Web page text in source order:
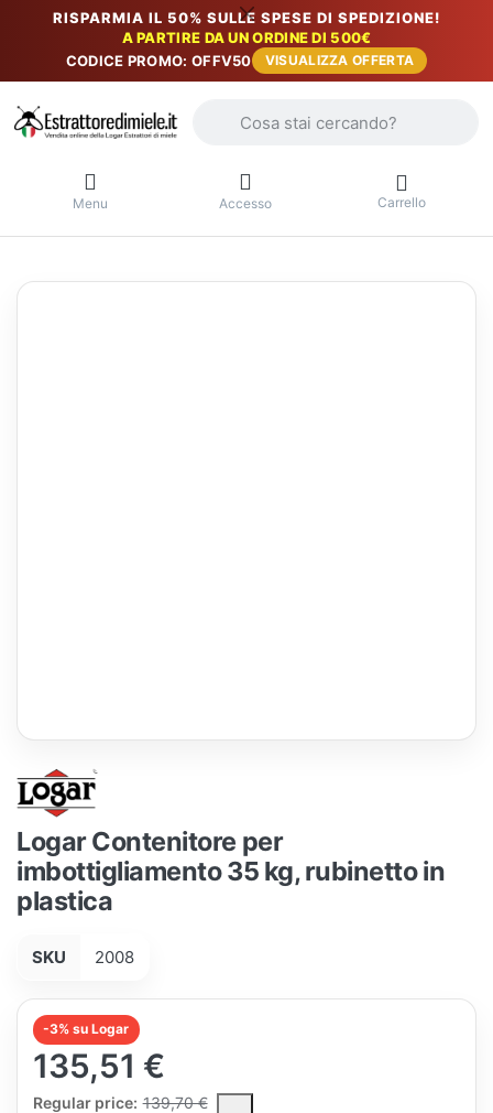
RISPARMIA IL 50% SULLE SPESE DI SPEDIZIONE!
A PARTIRE DA UN ORDINE DI 500€
CODICE PROMO: OFFV50
VISUALIZZA OFFERTA
Menu Accesso Carrello
Logar Contenitore per
imbottigliamento 35 kg, rubinetto in
plastica
SKU 2008
-3% su Logar
135,51 €
Regular price: 139,70 €
The Regular Price is the median selling price paid by